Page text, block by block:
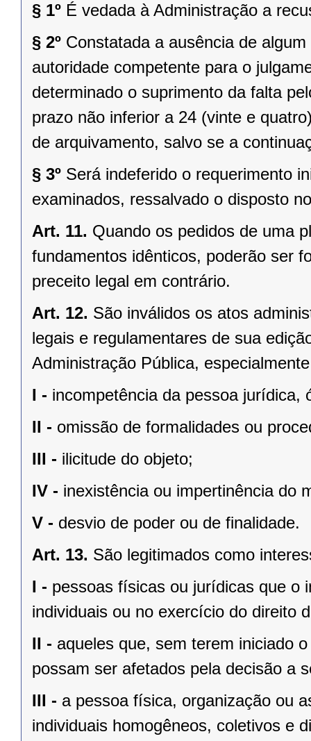
§ 1º É vedada à Administração a
§ 2º Constatada a ausência de
autoridade competente para o
determinado o suprimento da falta
prazo não inferior a 24 (vinte e
de arquivamento, salvo se a
§ 3º Será indeferido o requerimento
examinados, ressalvado o disposto
Art. 11. Quando os pedidos de uma
fundamentos idênticos, poderão ser
preceito legal em contrário.
Art. 12. São inválidos os atos
legais e regulamentares de sua
Administração Pública,
I - incompetência da pessoa jurídica,
II - omissão de formalidades ou
III - ilicitude do objeto;
IV - inexistência ou impertinência do
V - desvio de poder ou de finalidade.
Art. 13. São legitimados como
I - pessoas físicas ou jurídicas que o
individuais ou no exercício do direito
II - aqueles que, sem terem iniciado
possam ser afetados pela decisão a
III - a pessoa física, organização ou
individuais homogêneos, coletivos e